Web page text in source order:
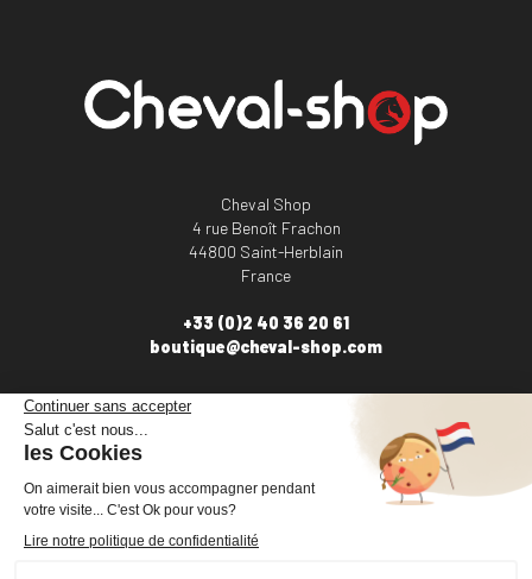
Cheval Shop
4 rue Benoît Frachon
44800 Saint-Herblain
France
+33 (0)2 40 36 20 61
boutique@cheval-shop.com
VOTRE COMPTE
INFORMATIONS